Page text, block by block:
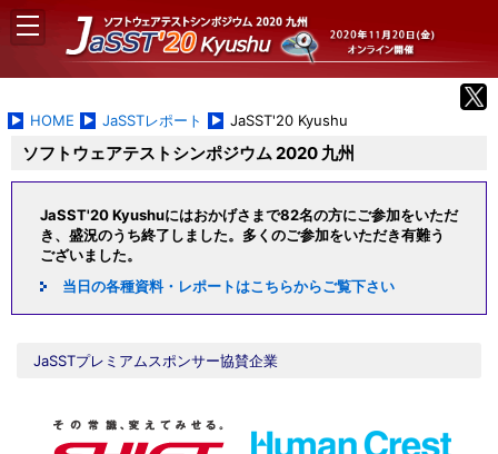
HOME JaSSTレポート JaSST'20 Kyushu
ソフトウェアテストシンポジウム 2020 九州
JaSST'20 Kyushuにはおかげさまで82名の方にご参加をいただ
き、盛況のうち終了しました。多くのご参加をいただき有難う
ございました。
当日の各種資料・レポートはこちらからご覧下さい
JaSSTプレミアムスポンサー協賛企業